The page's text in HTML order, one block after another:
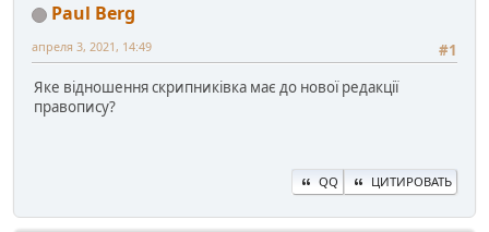
Paul Berg
#1
апреля 3, 2021, 14:49
Яке відношення скрипниківка має до нової редакції
правопису?
QQ ЦИТИРОВАТЬ